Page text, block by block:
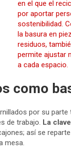
como
por su
de trabajo. La
así se
mesa.